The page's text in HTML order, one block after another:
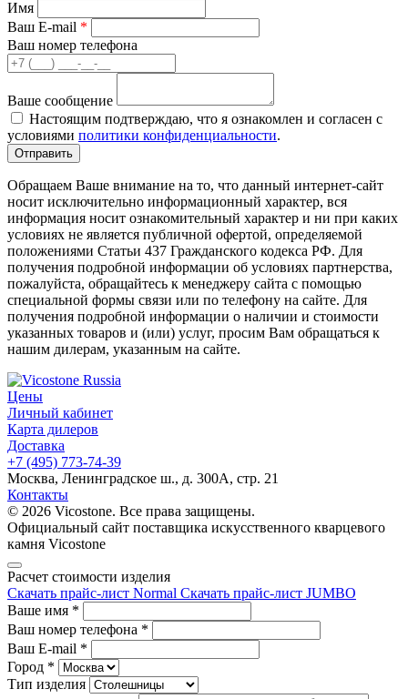
Имя
Ваш E-mail *
Ваш номер телефона
Ваше сообщение
Настоящим подтверждаю, что я ознакомлен и согласен с
условиями политики конфиденциальности.
Обращаем Ваше внимание на то, что данный интернет-сайт
носит исключительно информационный характер, вся
информация носит ознакомительный характер и ни при каких
условиях не является публичной офертой, определяемой
положениями Статьи 437 Гражданского кодекса РФ. Для
получения подробной информации об условиях партнерства,
пожалуйста, обращайтесь к менеджеру сайта с помощью
специальной формы связи или по телефону на сайте. Для
получения подробной информации о наличии и стоимости
указанных товаров и (или) услуг, просим Вам обращаться к
нашим дилерам, указанным на сайте.
Цены
Личный кабинет
Карта дилеров
Доставка
+7 (495) 773-74-39
Москва, Ленинградское ш., д. 300А, стр. 21
Контакты
© 2026 Vicostone. Все права защищены.
Официальный сайт поставщика искусственного кварцевого
камня Vicostone
Расчет стоимости изделия
Скачать прайс-лист Normal Скачать прайс-лист JUMBO
Ваше имя *
Ваш номер телефона *
Ваш E-mail *
Город *
Тип изделия